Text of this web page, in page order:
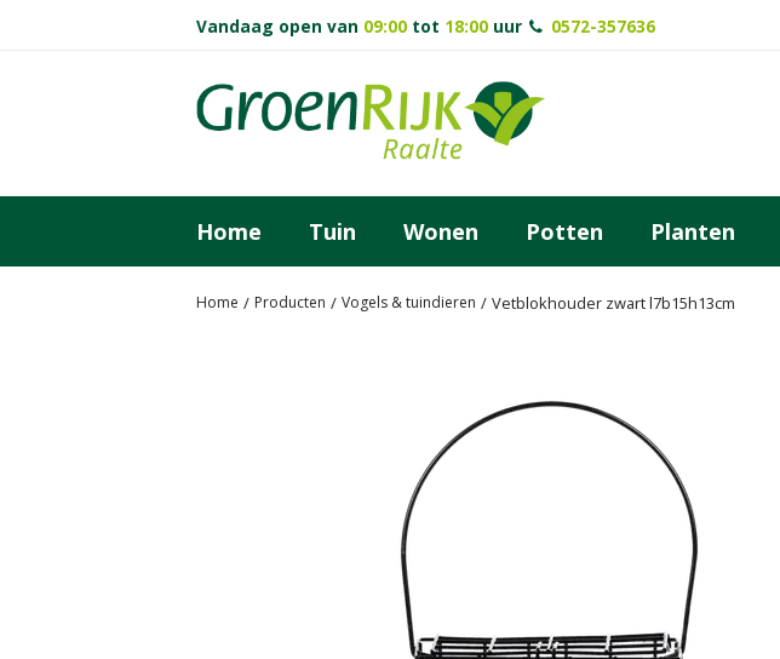
Home Producten Vogels & tuindieren Vetblokhouder zwart l7b15h13cm
Vandaag open van 09:00 tot 18:00 uur 0572-357636
Home Tuin Wonen Potten Planten